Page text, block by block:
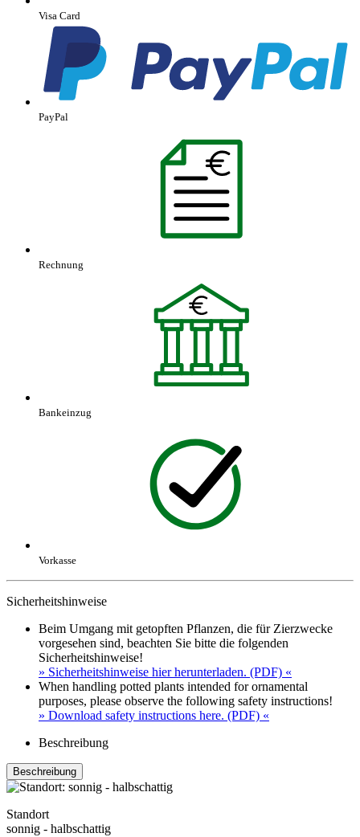
Visa Card
PayPal
Rechnung
Bankeinzug
Vorkasse
Sicherheitshinweise
Beim Umgang mit getopften Pflanzen, die für Zierzwecke
vorgesehen sind, beachten Sie bitte die folgenden
Sicherheitshinweise!
» Sicherheitshinweise hier herunterladen. (PDF) «
When handling potted plants intended for ornamental
purposes, please observe the following safety instructions!
» Download safety instructions here. (PDF) «
Beschreibung
Beschreibung
Standort
sonnig - halbschattig